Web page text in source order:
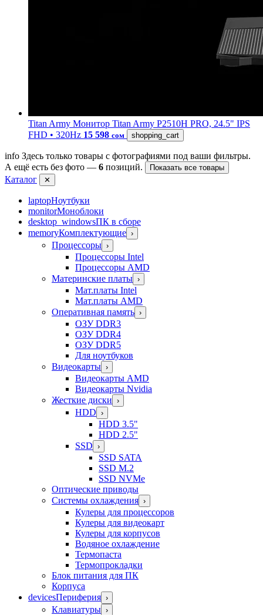
Titan Army Монитор Titan Army P2510H PRO, 24.5" IPS
FHD • 320Hz 15 598 сом shopping_cart
info Здесь только товары с фотографиями под ваши фильтры.
А ещё есть без фото — 6 позиций. Показать все товары
Каталог ✕
laptopНоутбуки
monitorМоноблоки
desktop_windowsПК в сборе
memoryКомплектующие ›
Процессоры ›
Процессоры Intel
Процессоры AMD
Материнские платы ›
Мат.платы Intel
Мат.платы AMD
Оперативная память ›
ОЗУ DDR3
ОЗУ DDR4
ОЗУ DDR5
Для ноутбуков
Видеокарты ›
Видеокарты AMD
Видеокарты Nvidia
Жесткие диски ›
HDD ›
HDD 3.5"
HDD 2.5"
SSD ›
SSD SATA
SSD M.2
SSD NVMe
Оптические приводы
Системы охлаждения ›
Кулеры для процессоров
Кулеры для видеокарт
Кулеры для корпусов
Водяное охлаждение
Термопаста
Термопрокладки
Блок питания для ПК
Корпуса
devicesПериферия ›
Клавиатуры ›